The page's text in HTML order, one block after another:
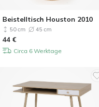
Beistelltisch Houston 2010
50 cm 45 cm
44 €
Circa 6 Werktage